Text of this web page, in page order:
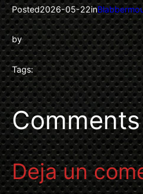
Posted2026-05-22in
by
Tags:
Comments
Deja un